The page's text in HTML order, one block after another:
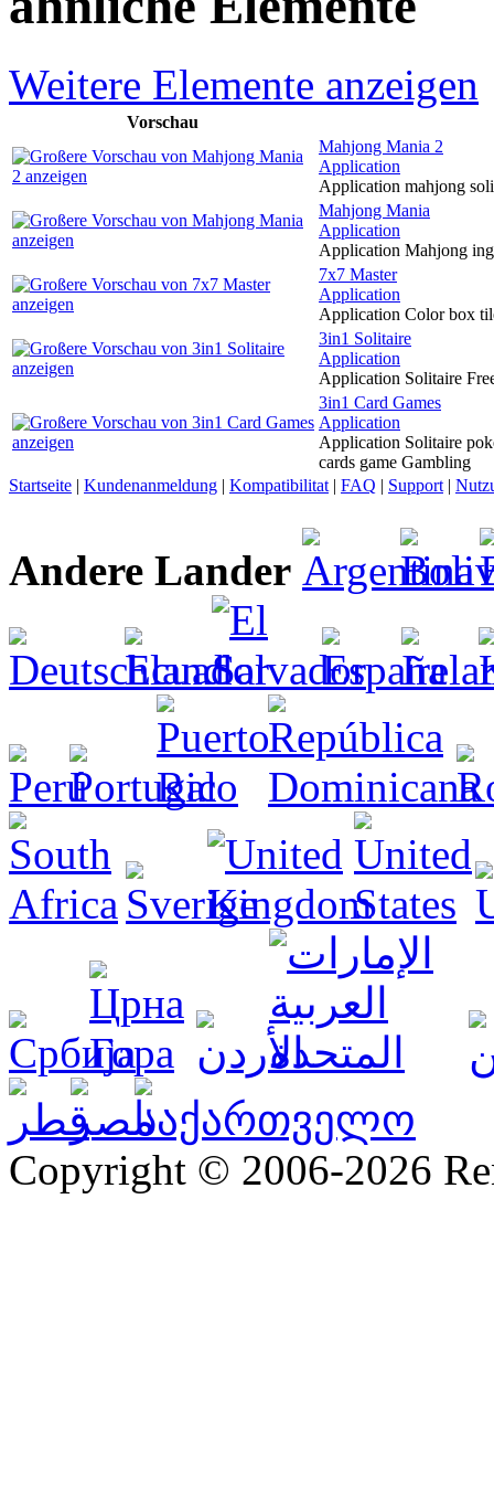
Weitere Elemente anzeigen
Vorschau
Mahjong Mania 2
Application
Application mahjong
Mahjong Mania
Application
Application Mahjong
7x7 Master
Application
Application Color box
3in1 Solitaire
Application
Application Solitaire
3in1 Card Games
Application
Application Solitaire
cards game Gambling
Startseite | Kundenanmeldung | Kompatibilitat | FAQ | Support |
Andere Lander
Copyright © 2006-2026